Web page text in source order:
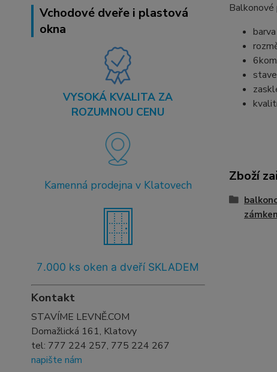
Vchodové dveře i plastová
okna
VYSOKÁ KVALITA ZA
ROZUMNOU CENU
Kamenná prodejna v Klatovech
7.000 ks oken a dveří SKLADEM
Kontakt
STAVÍME LEVNĚ.COM
Domažlická 161, Klatovy
tel: 777 224 257, 775 224 267
napište nám
Balkonové
Zboží